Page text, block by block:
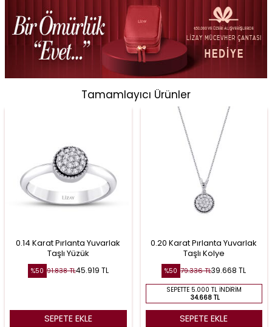
Tamamlayıcı Ürünler
0.14 Karat Pırlanta Yuvarlak
Taşlı Yüzük
%50 91.838TL45.919 TL
SEPETE EKLE
0.20 Karat Pırlanta Yuvarlak
Taşlı Kolye
%50 79.336TL39.668 TL
SEPETTE 5.000 TL İNDIRIM
34.668 TL
SEPETE EKLE